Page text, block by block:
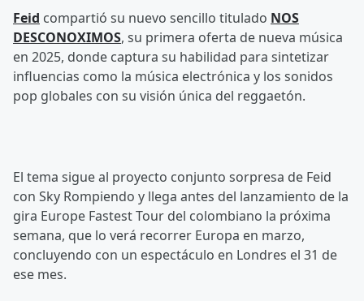
Feid compartió su nuevo sencillo titulado NOS
DESCONOXIMOS, su primera oferta de nueva música
en 2025, donde captura su habilidad para sintetizar
influencias como la música electrónica y los sonidos
pop globales con su visión única del reggaetón.
El tema sigue al proyecto conjunto sorpresa de Feid
con Sky Rompiendo y llega antes del lanzamiento de la
gira Europe Fastest Tour del colombiano la próxima
semana, que lo verá recorrer Europa en marzo,
concluyendo con un espectáculo en Londres el 31 de
ese mes.